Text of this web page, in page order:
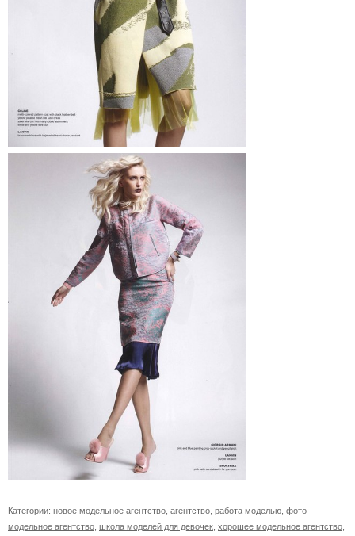
Категории: новое модельное агентство агентство работа моделью фото
модельное агентство школа моделей для девочек хорошее модельное агентство